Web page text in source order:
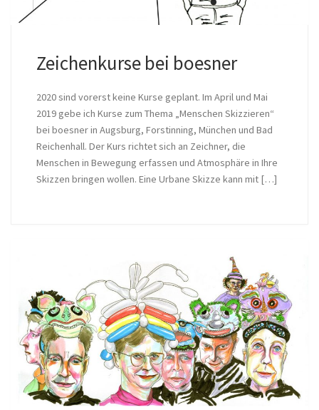
Zeichenkurse bei boesner
2020 sind vorerst keine Kurse geplant. Im April und Mai
2019 gebe ich Kurse zum Thema „Menschen Skizzieren“
bei boesner in Augsburg, Forstinning, München und Bad
Reichenhall. Der Kurs richtet sich an Zeichner, die
Menschen in Bewegung erfassen und Atmosphäre in Ihre
Skizzen bringen wollen. Eine Urbane Skizze kann mit […]